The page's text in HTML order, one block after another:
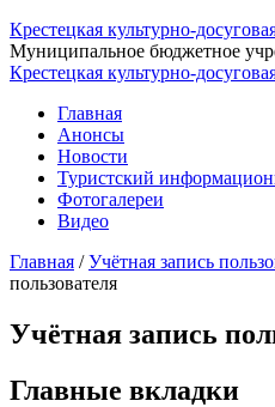
Крестецкая культурно-
Муниципальное бюджетное
Крестецкая культурно-
Главная
Анонсы
Новости
Туристский
Фотогалереи
Видео
Главная /Учётная запись
пользователя
Учётная запись
Главные вкладки